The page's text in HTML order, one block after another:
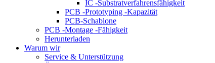
IC -Substratverfahrensfähigkeit
PCB -Prototyping -Kapazität
PCB-Schablone
PCB -Montage -Fähigkeit
Herunterladen
Warum wir
Service & Unterstützung